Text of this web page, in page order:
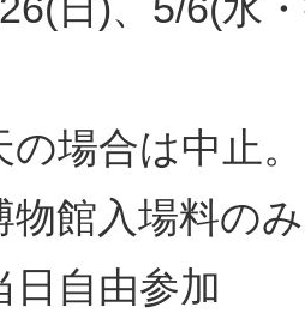
場合は中止。
物館入場料のみ
日自由参加